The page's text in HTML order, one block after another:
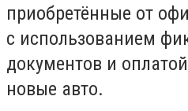
приобретённые от
с использованием
документов и
новые авто.